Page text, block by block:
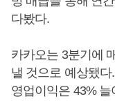
다봤다.
카카오는 3분기에
낼 것으로 예상됐
영업이익은 43% 늘